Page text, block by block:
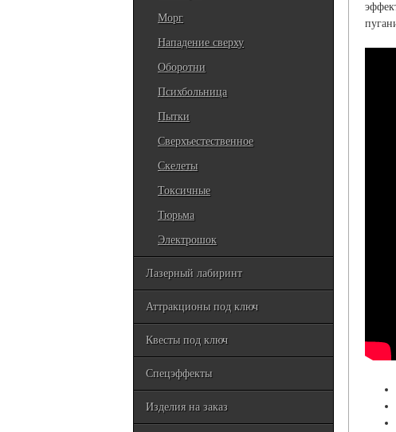
Морг
Нападение сверху
Оборотни
Психбольница
Пытки
Сверхъестественное
Скелеты
Токсичные
Тюрьма
Электрошок
Лазерный лабиринт
Аттракционы под ключ
Квесты под ключ
Спецэффекты
Изделия на заказ